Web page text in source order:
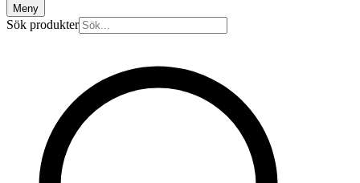
Meny
Sök produkter